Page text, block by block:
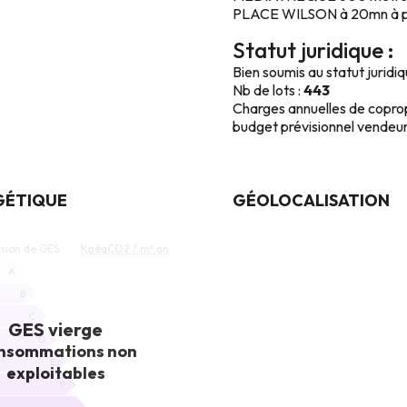
PLACE WILSON à 20mn à
Statut juridique :
Bien soumis au statut
Nb de lots : 443
Charges annuelles de
budget prévisionnel
de GES KgéqCO2 / m².an
A
B
C
D
E
F
GES vierge
non
exploitables
GÉOLOCALISATION